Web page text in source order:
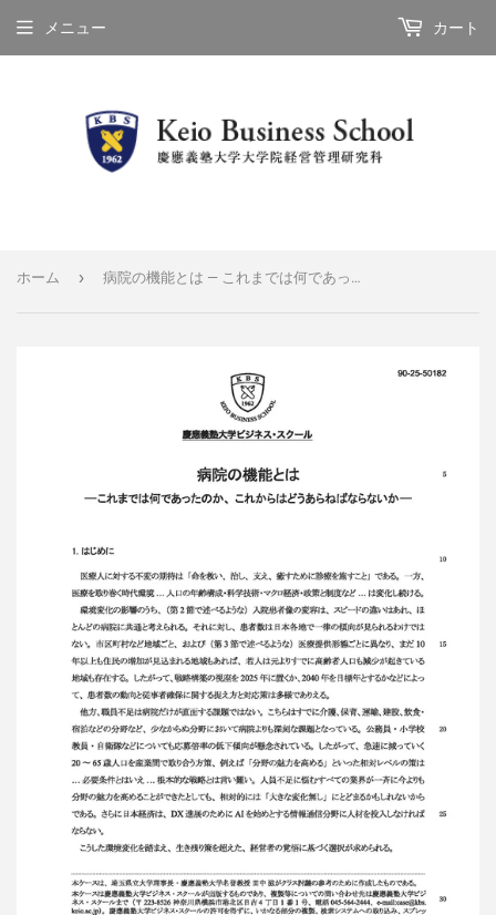
メニュー カート
ホーム › 病院の機能とは ― これまでは何であったのか、これからはどうあらねばならないか ―